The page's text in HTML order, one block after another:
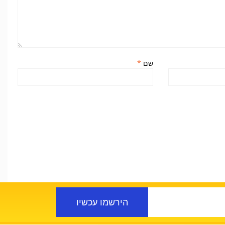
שם *
הירשמו עכשיו